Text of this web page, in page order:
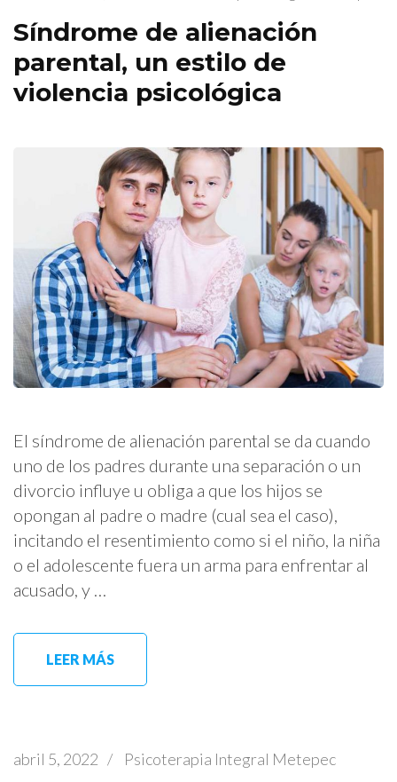
Síndrome de alienación
parental, un estilo de
violencia psicológica
El síndrome de alienación parental se da cuando
uno de los padres durante una separación o un
divorcio influye u obliga a que los hijos se
opongan al padre o madre (cual sea el caso),
incitando el resentimiento como si el niño, la niña
o el adolescente fuera un arma para enfrentar al
acusado, y …
LEER MÁS
abril 5, 2022 / Psicoterapia Integral Metepec